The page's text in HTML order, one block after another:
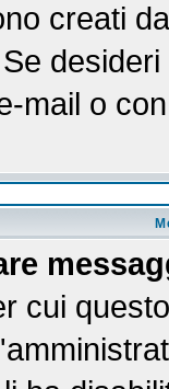
creati
mail o
cui